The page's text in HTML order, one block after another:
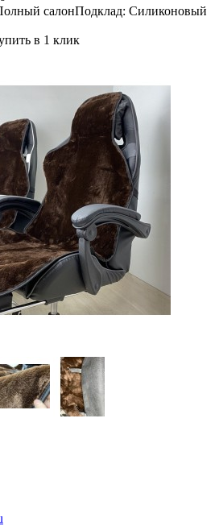
салонПодклад: Силиконовый
в 1 клик